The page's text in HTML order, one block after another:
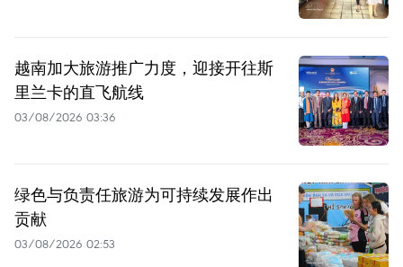
越南加大旅游推广力度，迎接开往斯
里兰卡的直飞航线
03/08/2026 03:36
绿色与负责任旅游为可持续发展作出
贡献
03/08/2026 02:53